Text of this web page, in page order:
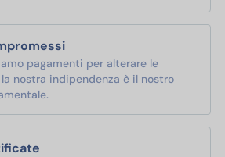
pagamenti per alterare le
nostra indipendenza è il nostro